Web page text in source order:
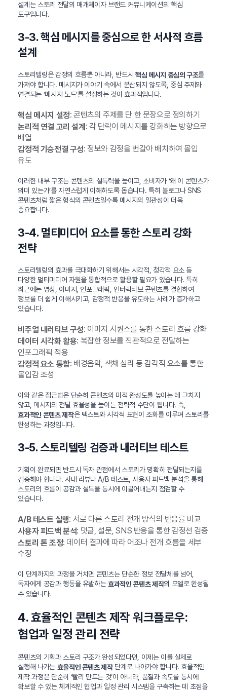
설계는 스토리 전달의 매개체이자 브랜드 커뮤니케이션의 핵심
도구입니다.
3-3. 핵심 메시지를 중심으로 한 서사적 흐름
설계
스토리텔링은 감정의 흐름뿐 아니라, 반드시 핵심 메시지 중심의 구조를
가져야 합니다. 메시지가 이야기 속에서 분산되지 않도록, 중심 주제와
연결되는 ‘메시지 노드’를 설정하는 것이 효과적입니다.
핵심 메시지 설정: 콘텐츠의 주제를 단 한 문장으로 정의하기
논리적 연결 고리 설계 : 각 단락이 메시지를 강화하는 방향으로
배열
감정적 기승전결 구성: 정보와 감정을 번갈아 배치하여 몰입
유도
이러한 내부 구조는 콘텐츠의 설득력을 높이고, 소비자가 ‘왜 이 콘텐츠가
의미 있는가’를 자연스럽게 이해하도록 돕습니다. 특히 블로그나 SNS
콘텐츠처럼 짧은 형식의 콘텐츠일수록 메시지의 일관성이 더욱
중요합니다.
3-4. 멀티미디어 요소를 통한 스토리 강화
전략
스토리텔링의 효과를 극대화하기 위해서는 시각적, 청각적 요소 등
다양한 멀티미디어 자원을 통합적으로 활용할 필요가 있습니다. 특히
최근에는 영상, 이미지, 인포그래픽, 인터랙티브 콘텐츠를 결합하여
정보를 더 쉽게 이해시키고, 감정적 반응을 유도하는 사례가 증가하고
있습니다.
비주얼 내러티브 구성: 이미지 시퀀스를 통한 스토리 흐름 강화
데이터 시각화 활용: 복잡한 정보를 직관적으로 전달하는
인포그래픽 적용
감정적 요소 통합: 배경음악, 색채 심리 등 감각적 요소를 통한
몰입감 조성
이와 같은 접근법은 단순히 콘텐츠의 미적 완성도를 높이는 데 그치지
않고, 메시지의 전달 효율성을 높이는 전략적 수단이 됩니다. 즉,
효과적인 콘텐츠 제작은 텍스트와 시각적 표현이 조화를 이루며 스토리를
완성하는 과정입니다.
3-5. 스토리텔링 검증과 내러티브 테스트
기획이 완료되면 반드시 독자 관점에서 스토리가 명확히 전달되는지를
검증해야 합니다. 사내 리뷰나 A/B 테스트, 사용자 피드백 분석을 통해
스토리의 흐름이 공감과 설득을 동시에 이끌어내는지 점검할 수
있습니다.
A/B 테스트 실행: 서로 다른 스토리 전개 방식의 반응률 비교
사용자 피드백 분석: 댓글, 설문, SNS 반응을 통한 감정선 검증
스토리 톤 조정: 데이터 결과에 따라 어조나 전개 흐름을 세부
수정
이 단계까지의 과정을 거치면 콘텐츠는 단순한 정보 전달체를 넘어,
독자에게 공감과 행동을 유발하는효과적인 콘텐츠 제작의 모델로 완성될
수 있습니다.
4. 효율적인 콘텐츠 제작 워크플로우:
협업과 일정 관리 전략
콘텐츠의 기획과 스토리 구조가 완성되었다면, 이제는 이를 실제로
실행해 나가는 효율적인 콘텐츠 제작단계로 나아가야 합니다. 효율적인
제작 과정은 단순히 ‘빨리 만드는 것’이 아니라, 품질과 속도를 동시에
확보할 수 있는 체계적인 협업과 일정 관리 시스템을 구축하는 데 초점을